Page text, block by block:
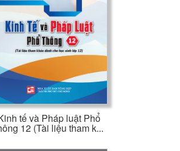
tế và Pháp luật Phổ
12 (Tài liệu tham k...